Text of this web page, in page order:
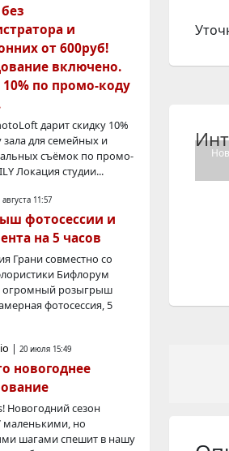
и
от 600руб!
включено.
по промо-коду
дарит скидку 10%
зала для семейных и
съёмок по промо-
Локация студии...
августа 11:57
фотосессии и
на 5 часов
Грани совместно со
Бифлорум
огромный розыгрыш
фотосессия, 5
| 20 июля 15:49
новогоднее
Новогодний сезон
маленькими, но
шагами спешит в нашу